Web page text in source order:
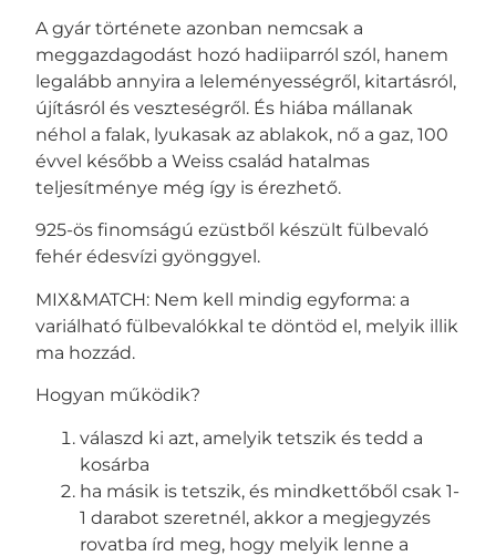
A gyár története azonban nemcsak a
meggazdagodást hozó hadiiparról szól, hanem
legalább annyira a leleményességről, kitartásról,
újításról és veszteségről. És hiába mállanak
néhol a falak, lyukasak az ablakok, nő a gaz, 100
évvel később a Weiss család hatalmas
teljesítménye még így is érezhető.
925-ös finomságú ezüstből készült fülbevaló
fehér édesvízi gyönggyel.
MIX&MATCH: Nem kell mindig egyforma: a
variálható fülbevalókkal te döntöd el, melyik illik
ma hozzád.
Hogyan működik?
válaszd ki azt, amelyik tetszik és tedd a
kosárba
ha másik is tetszik, és mindkettőből csak 1-
1 darabot szeretnél, akkor a megjegyzés
rovatba írd meg, hogy melyik lenne a